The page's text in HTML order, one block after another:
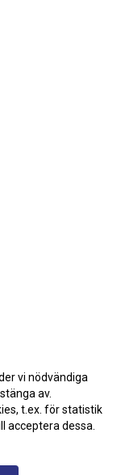
vi nödvändiga
av.
t.ex. för statistik
acceptera dessa.